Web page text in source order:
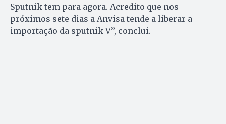
Sputnik tem para agora. Acredito que nos
próximos sete dias a Anvisa tende a liberar a
importação da sputnik V”, conclui.